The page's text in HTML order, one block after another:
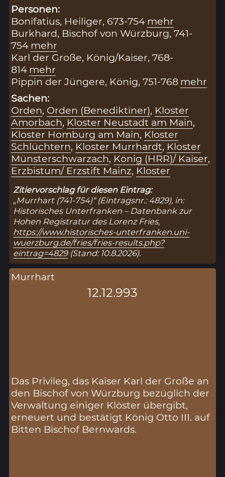
Personen:
Bonifatius, Heiliger, 673-754 mehr
Burkhard, Bischof von Würzburg, 741-
754 mehr
Karl der Große, König/Kaiser, 768-
814 mehr
Pippin der Jüngere, König, 751-768 mehr
Sachen:
Orden, Orden (Benediktiner), Kloster
Amorbach, Kloster Neustadt am Main,
Kloster Homburg am Main, Kloster
Schlüchtern, Kloster Murrhardt, Kloster
Münsterschwarzach, König (HRR)/ Kaiser,
Erzbistum/ Erzstift Mainz, Kloster
Zitiervorschlag für diesen Eintrag:
„Murrhart (741-754)“ (Eintragsnr.: 4829), in:
Historisches Unterfranken – Datenbank zur
Hohen Registratur des Lorenz Fries,
https://www.historisches-unterfranken.uni-
wuerzburg.de/fries/fries-results.php?
eintrag=4829(Stand: 10.8.2026).
Murrhart
12.12.993
Das Privileg, das Kaiser Karl der Große an
den Bischof von Würzburg bezüglich der
Verwaltung einiger Klöster übergibt,
erneuert und bestätigt König Otto III. auf
Bitten Bischof Bernwards.